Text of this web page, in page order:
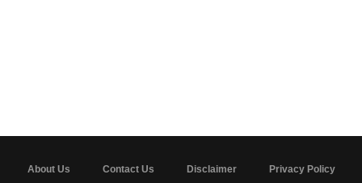
About Us Contact Us Disclaimer Privacy Policy